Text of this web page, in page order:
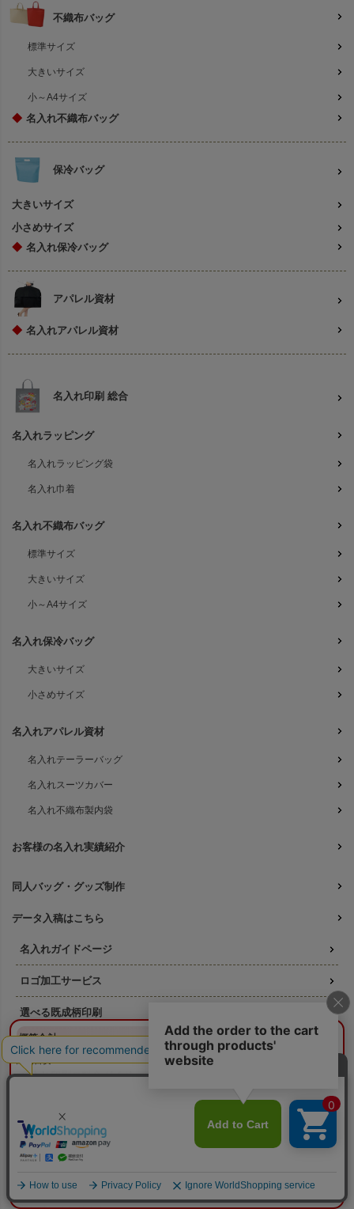
概算合計 ¥0 閉じる
—
印刷サイズ：
—
—
オプション：特殊インクを使用しない
本体代： ¥0 印刷代：¥0
オプション代：¥0
不織布バッグ
標準サイズ
大きいサイズ
小～A4サイズ
◆ 名入れ不織布バッグ
保冷バッグ
大きいサイズ
小さめサイズ
◆ 名入れ保冷バッグ
アパレル資材
◆ 名入れアパレル資材
名入れ印刷 総合
名入れラッピング
名入れラッピング袋
名入れ巾着
名入れ不織布バッグ
標準サイズ
大きいサイズ
小～A4サイズ
名入れ保冷バッグ
大きいサイズ
小さめサイズ
名入れアパレル資材
名入れテーラーバッグ
名入れスーツカバー
名入れ不織布製内袋
お客様の名入れ実績紹介
同人バッグ・グッズ制作
データ入稿はこちら
名入れガイドページ
ロゴ加工サービス
選べる既成柄印刷
フルカラー印刷 既成柄一覧
名入れ印刷の料金ガイド
そもそも「版代」ってなに？
印刷方法ごとの必要な版数
リピート注文の版代は不要